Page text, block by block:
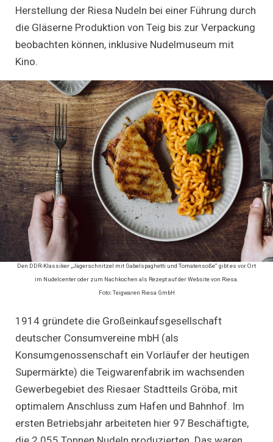
Herstellung der Riesa Nudeln bei einer Führung durch
die Gläserne Produktion von Teig bis zur Verpackung
beobachten können, inklusive Nudelmuseum mit
Kino.
Den DDR-Klassiker „Jägerschnitzel mit Gabelspaghetti und Tomatensoße“ gibt es vor Ort
im Nudelcenter oder zum Nachkochen als Rezept auf der Website von Riesa.
Foto: Teigwaren Riesa GmbH
1914 gründete die Großeinkaufsgesellschaft
deutscher Consumvereine mbH (als
Konsumgenossenschaft ein Vorläufer der heutigen
Supermärkte) die Teigwarenfabrik im wachsenden
Gewerbegebiet des Riesaer Stadtteils Gröba, mit
optimalem Anschluss zum Hafen und Bahnhof. Im
ersten Betriebsjahr arbeiteten hier 97 Beschäftigte,